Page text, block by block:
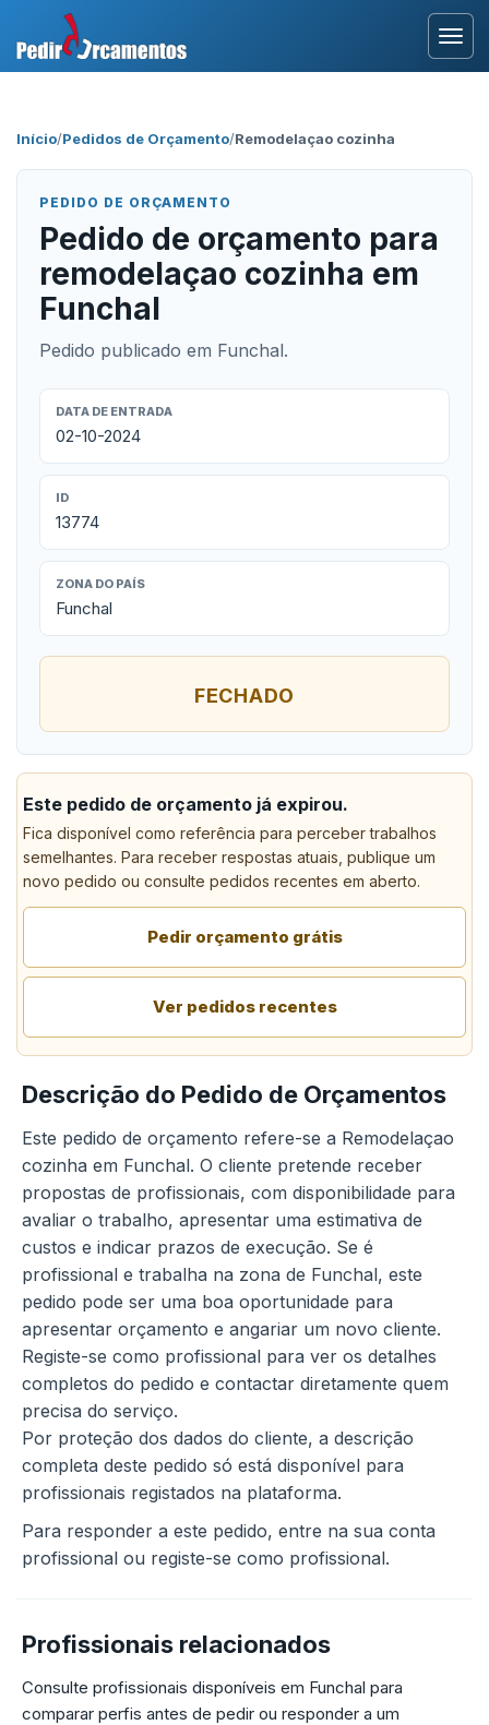
Início/Pedidos de Orçamento/Remodelaçao cozinha
PEDIDO DE ORÇAMENTO
Pedido de orçamento para
remodelaçao cozinha em
Funchal
Pedido publicado em Funchal.
DATA DE ENTRADA
02-10-2024
ID
13774
ZONA DO PAÍS
Funchal
FECHADO
Este pedido de orçamento já expirou.
Fica disponível como referência para perceber trabalhos
semelhantes. Para receber respostas atuais, publique um
novo pedido ou consulte pedidos recentes em aberto.
Pedir orçamento grátis
Ver pedidos recentes
Descrição do Pedido de Orçamentos
Este pedido de orçamento refere-se a Remodelaçao
cozinha em Funchal. O cliente pretende receber
propostas de profissionais, com disponibilidade para
avaliar o trabalho, apresentar uma estimativa de
custos e indicar prazos de execução. Se é
profissional e trabalha na zona de Funchal, este
pedido pode ser uma boa oportunidade para
apresentar orçamento e angariar um novo cliente.
Registe-se como profissional para ver os detalhes
completos do pedido e contactar diretamente quem
precisa do serviço.
Por proteção dos dados do cliente, a descrição
completa deste pedido só está disponível para
profissionais registados na plataforma.
Para responder a este pedido, entre na sua conta
profissional ou registe-se como profissional.
Profissionais relacionados
Consulte profissionais disponíveis em Funchal para
comparar perfis antes de pedir ou responder a um
Área Profissional
Como Funciona?
Testemunhos